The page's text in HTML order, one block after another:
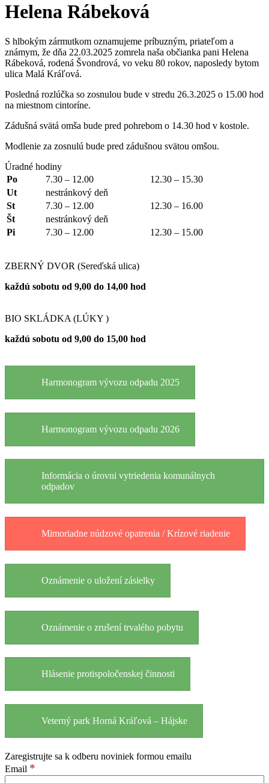
Helena Rábeková
S hlbokým zármutkom oznamujeme príbuzným, priateľom a
známym, že dňa 22.03.2025 zomrela naša občianka pani Helena
Rábeková, rodená Švondrová, vo veku 80 rokov, naposledy bytom
ulica Malá Kráľová.
Posledná rozlúčka so zosnulou bude v stredu 26.3.2025 o 15.00 hod
na miestnom cintoríne.
Zádušná svätá omša bude pred pohrebom o 14.30 hod v kostole.
Modlenie za zosnulú bude pred zádušnou svätou omšou.
Úradné hodiny
Po
7.30 – 12.00
12.30 – 15.30
Ut
nestránkový deň
St
7.30 – 12.00
12.30 – 16.00
Št
nestránkový deň
Pi
7.30 – 12.00 12.30 – 15.00
ZBERNÝ DVOR (Sereďská ulica)
každú sobotu od 9,00 do 14,00 hod
BIO SKLÁDKA (LÚKY )
každú sobotu od 9,00 do 15,00 hod
Harmonogram vývozu odpadu 2025
Harmonogram vývozu odpadu 2026
Informácia o úrovni vytriedenia komunálnych
odpadov
Mimoriadne núdzové opatrenia / Krízové riadenie
Oznámenie o uložení zásielky
Oznámenie o zrušení trvalého pobytu
Hlásenie protispoločenskej činnosti
Veterný park Horná Kráľová – Hájske
Zaregistrujte sa k odberu noviniek formou emailu
Email *